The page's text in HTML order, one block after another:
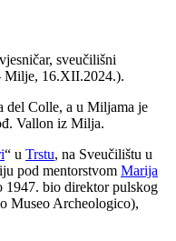
sveučilišni
Milje, 16.XII.2024.).
del Colle, a u Miljama je
Vallon iz Milja.
“ u Trstu, na Sveučilištu u
pod mentorstvom Marija
1947. bio direktor pulskog
Museo Archeologico),